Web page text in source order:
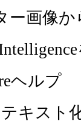
ー画像
ヘルプ
キスト